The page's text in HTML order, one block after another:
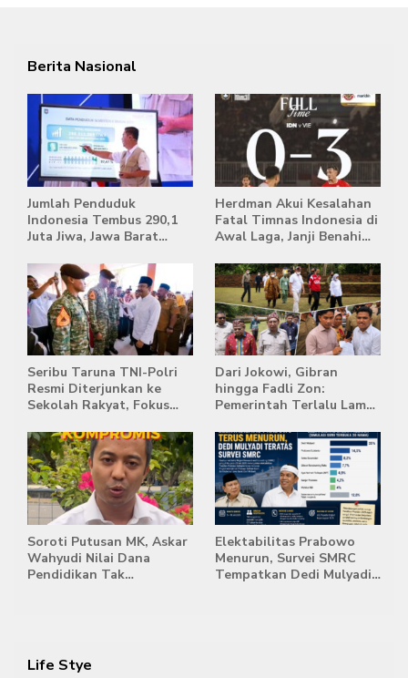
Berita Nasional
Jumlah Penduduk
Indonesia Tembus 290,1
Juta Jiwa, Jawa Barat
Terpadat
Herdman Akui Kesalahan
Fatal Timnas Indonesia di
Awal Laga, Janji Benahi
Singapura
Seribu Taruna TNI-Polri
Resmi Diterjunkan ke
Sekolah Rakyat, Fokus
Kemandirian Siswa
Dari Jokowi, Gibran
hingga Fadli Zon:
Pemerintah Terlalu Lama
Stockpile Batu Bara Masih
Mengepung Candi Muaro
Jambi
Soroti Putusan MK, Askar
Wahyudi Nilai Dana
Pendidikan Tak
Elektabilitas Prabowo
Menurun, Survei SMRC
Tempatkan Dedi Mulyadi
Life Stye